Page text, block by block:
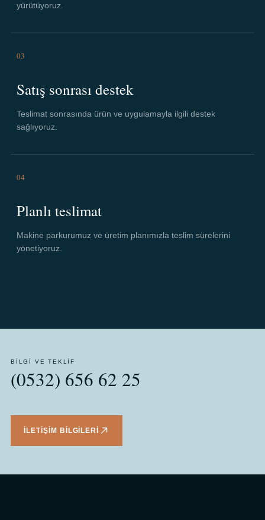
yürütüyoruz.
03
Satış sonrası destek
Teslimat sonrasında ürün ve uygulamayla ilgili destek
sağlıyoruz.
04
Planlı teslimat
Makine parkurumuz ve üretim planımızla teslim sürelerini
yönetiyoruz.
BILGI VE TEKLIF
(0532) 656 62 25
İLETIŞIM BILGILERI